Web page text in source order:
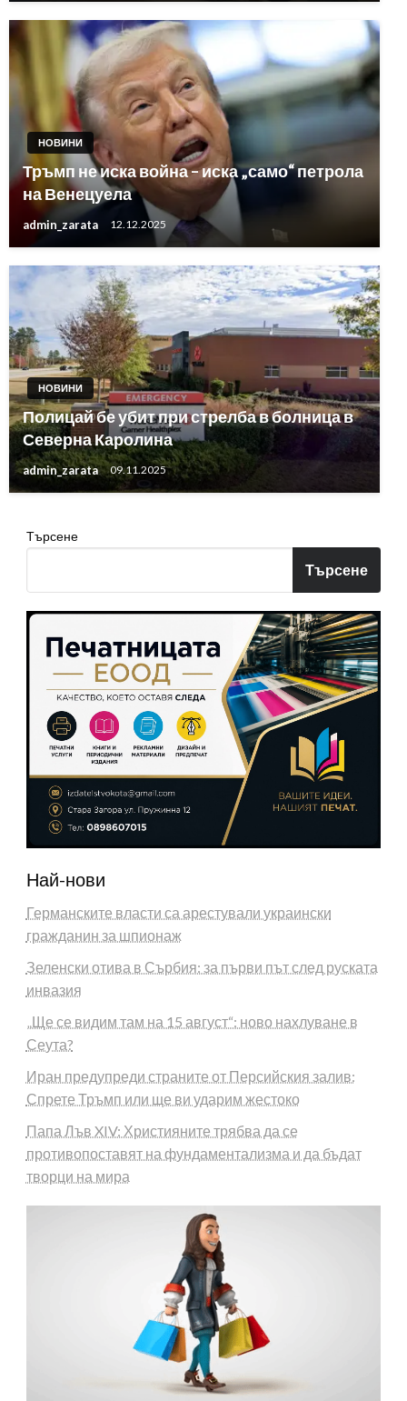
НОВИНИ
Тръмп не иска война – иска „само“ петрола
на Венецуела
admin_zarata 12.12.2025
НОВИНИ
Полицай бе убит при стрелба в болница в
Северна Каролина
admin_zarata 09.11.2025
Търсене
Търсене
Най-нови
Германските власти са арестували украински
гражданин за шпионаж
Зеленски отива в Сърбия: за първи път след руската
инвазия
„Ще се видим там на 15 август“: ново нахлуване в
Сеута?
Иран предупреди страните от Персийския залив:
Спрете Тръмп или ще ви ударим жестоко
Папа Лъв XIV: Християните трябва да се
противопоставят на фундаментализма и да бъдат
творци на мира